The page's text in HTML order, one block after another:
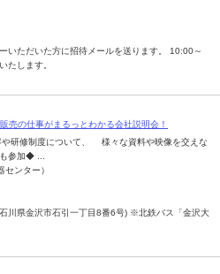
いただいた方に招待メールを送ります。 10:00～
たします。
売の仕事がまるっとわかる会社説明会！
研修制度について、 様々な資料や映像を交えな
参加◆ ...
ンター）
川県金沢市石引一丁目8番6号) ※北鉄バス「金沢大